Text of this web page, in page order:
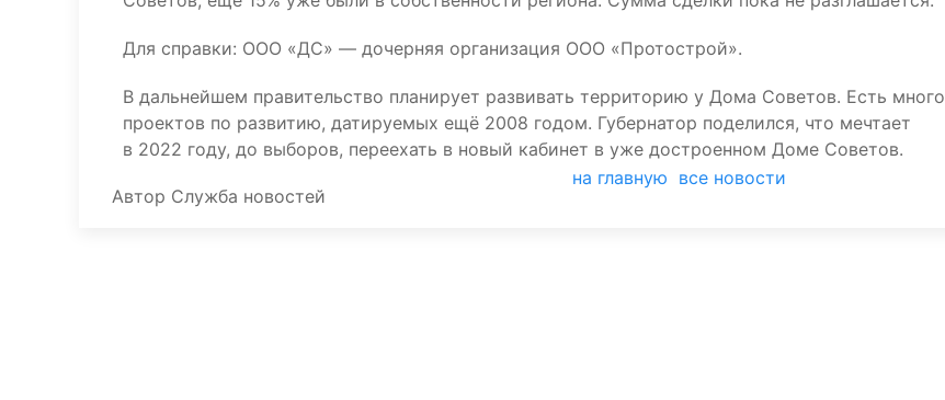
Для справки: ООО «ДС» — дочерняя организация ООО «Протострой».
В дальнейшем правительство планирует развивать территорию у Дома Советов. Есть много
проектов по развитию, датируемых ещё 2008 годом. Губернатор поделился, что мечтает
в 2022 году, до выборов, переехать в новый кабинет в уже достроенном Доме Советов.
Автор Служба новостей
на главную все новости